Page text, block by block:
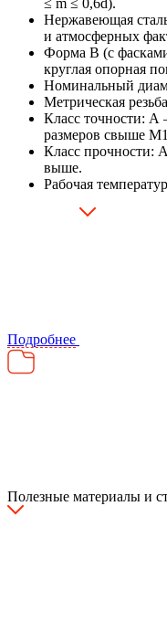
Нержавеющая
и атмосферных
Форма В (с
круглая опорная
Номинальный
Метрическая
Класс точности: А
размеров свыше
Класс прочности:
выше.
Рабочая
Подробнее
Полезные материалы и